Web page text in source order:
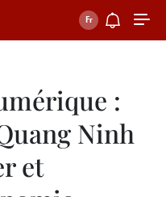
:
Ninh
et